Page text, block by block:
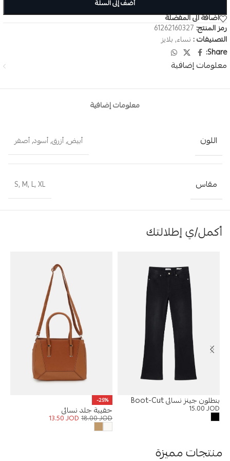
أضف إلى السلة
اضافة الى المفضلة
رمز المنتج: 61262160327
التصنيفات : نساء, بلايز
Share:
معلومات إضافية
معلومات إضافية
اللون أبيض,أزرق,أسود,أصفر
مقاس S, M, L, XL
أكمل/ي إطلالتك
بنطلون جينز نسائي Boot-Cut
15.00JOD
-25%
حقيبة جلد نسائي
18.00JOD
13.50JOD
منتجات مميزة